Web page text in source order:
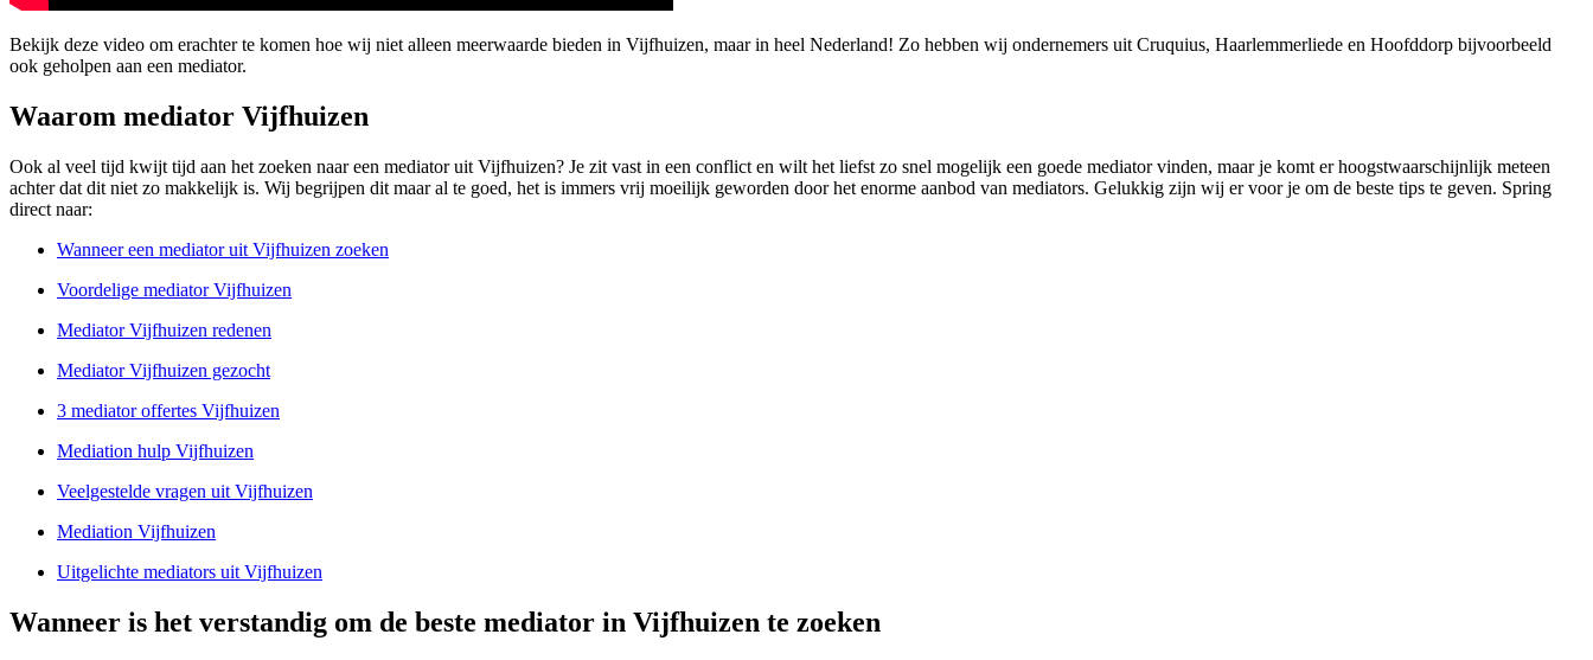
Bekijk deze video om erachter te komen hoe wij niet alleen meerwaarde bieden in Vijfhuizen, maar in heel Nederland! Zo hebben wij ondernemers uit Cruquius, Haarlemmerliede en Hoofddorp bijvoorbeeld
ook geholpen aan een mediator.
Waarom mediator Vijfhuizen
Ook al veel tijd kwijt tijd aan het zoeken naar een mediator uit Vijfhuizen? Je zit vast in een conflict en wilt het liefst zo snel mogelijk een goede mediator vinden, maar je komt er hoogstwaarschijnlijk meteen
achter dat dit niet zo makkelijk is. Wij begrijpen dit maar al te goed, het is immers vrij moeilijk geworden door het enorme aanbod van mediators. Gelukkig zijn wij er voor je om de beste tips te geven. Spring
direct naar:
Wanneer een mediator uit Vijfhuizen zoeken
Voordelige mediator Vijfhuizen
Mediator Vijfhuizen redenen
Mediator Vijfhuizen gezocht
3 mediator offertes Vijfhuizen
Mediation hulp Vijfhuizen
Veelgestelde vragen uit Vijfhuizen
Mediation Vijfhuizen
Uitgelichte mediators uit Vijfhuizen
Wanneer is het verstandig om de beste mediator in Vijfhuizen te zoeken